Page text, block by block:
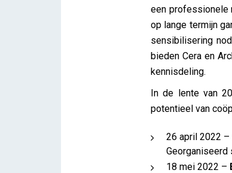
een professionele
op lange termijn
sensibilisering
bieden Cera en
kennisdeling.
In de lente van
potentieel van
26 april 2022 –
Georganiseerd
18 mei 2022 –